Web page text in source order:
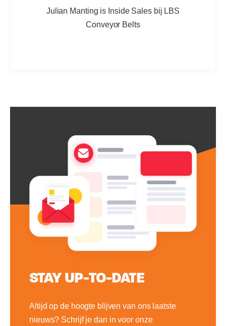
Julian Manting is Inside Sales bij LBS
Conveyor Belts
STAY UP-TO-DATE
Altijd op de hoogte blijven van ons laatste
nieuws? Schrijf je dan in voor onze